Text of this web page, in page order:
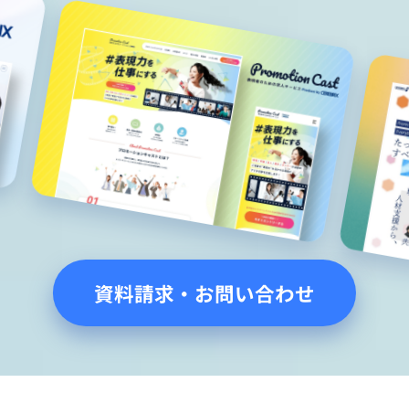
資料請求・お問い合わせ